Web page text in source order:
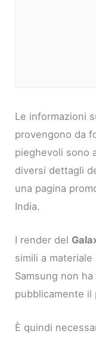
Le informazioni
provengono da
pieghevoli sono
diversi dettagli
una pagina
India.
I render del
simili a
Samsung non
pubblicamente il
È quindi